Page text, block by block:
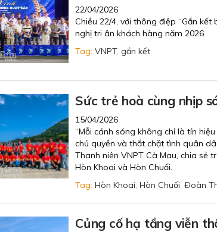
22/04/2026
Chiều 22/4, với thông điệp “Gắn
nghị tri ân khách hàng năm 2026.
Tag: VNPT, gắn kết
Sức trẻ hoà cùng nhịp
15/04/2026
“Mỗi cánh sóng không chỉ là tín
chủ quyền và thắt chặt tình quân
Thanh niên VNPT Cà Mau, chia sẻ
Hòn Khoai và Hòn Chuối.
Tag: Hòn Khoai, Hòn Chuối, Ðoàn
Củng cố hạ tầng viễn